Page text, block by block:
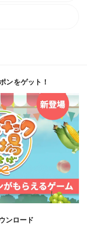
ンをゲット！
ンロード